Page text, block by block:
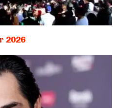
2026